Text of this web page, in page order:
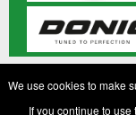
vorbehalten
We use cookies to make
If you continue to